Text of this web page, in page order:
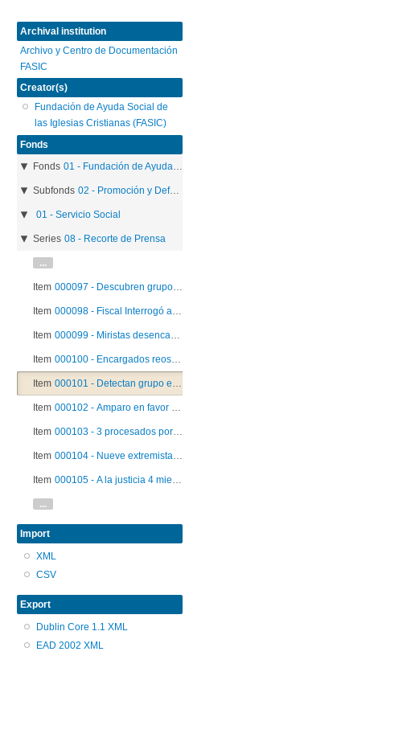
Archival institution
Archivo y Centro de Documentación
FASIC
Creator(s)
Fundación de Ayuda Social de
las Iglesias Cristianas (FASIC)
Fonds
Fonds 01 - Fundación de Ayuda Social de las Iglesias Cristianas
Subfonds 02 - Promoción y Defensa de los Derechos Humanos
01 - Servicio Social
Series 08 - Recorte de Prensa
...
Item 000097 - Descubren grupo extremista en el interior de la Penitenciaria
Item 000098 - Fiscal Interrogó a miembros de célula extremista
Item 000099 - Miristas desencadenan una "vendetta" contra ex correo.
Item 000100 - Encargados reos cinco integrantes de célula extremista.
Item 000101 - Detectan grupo extremista: Quince personas detenidas
Item 000102 - Amparo en favor de periodista.
Item 000103 - 3 procesados por hallazgo de material subversivo.
Item 000104 - Nueve extremistas a justicia militar
Item 000105 - A la justicia 4 miembros del ex PC
...
Import
XML
CSV
Export
Dublin Core 1.1 XML
EAD 2002 XML